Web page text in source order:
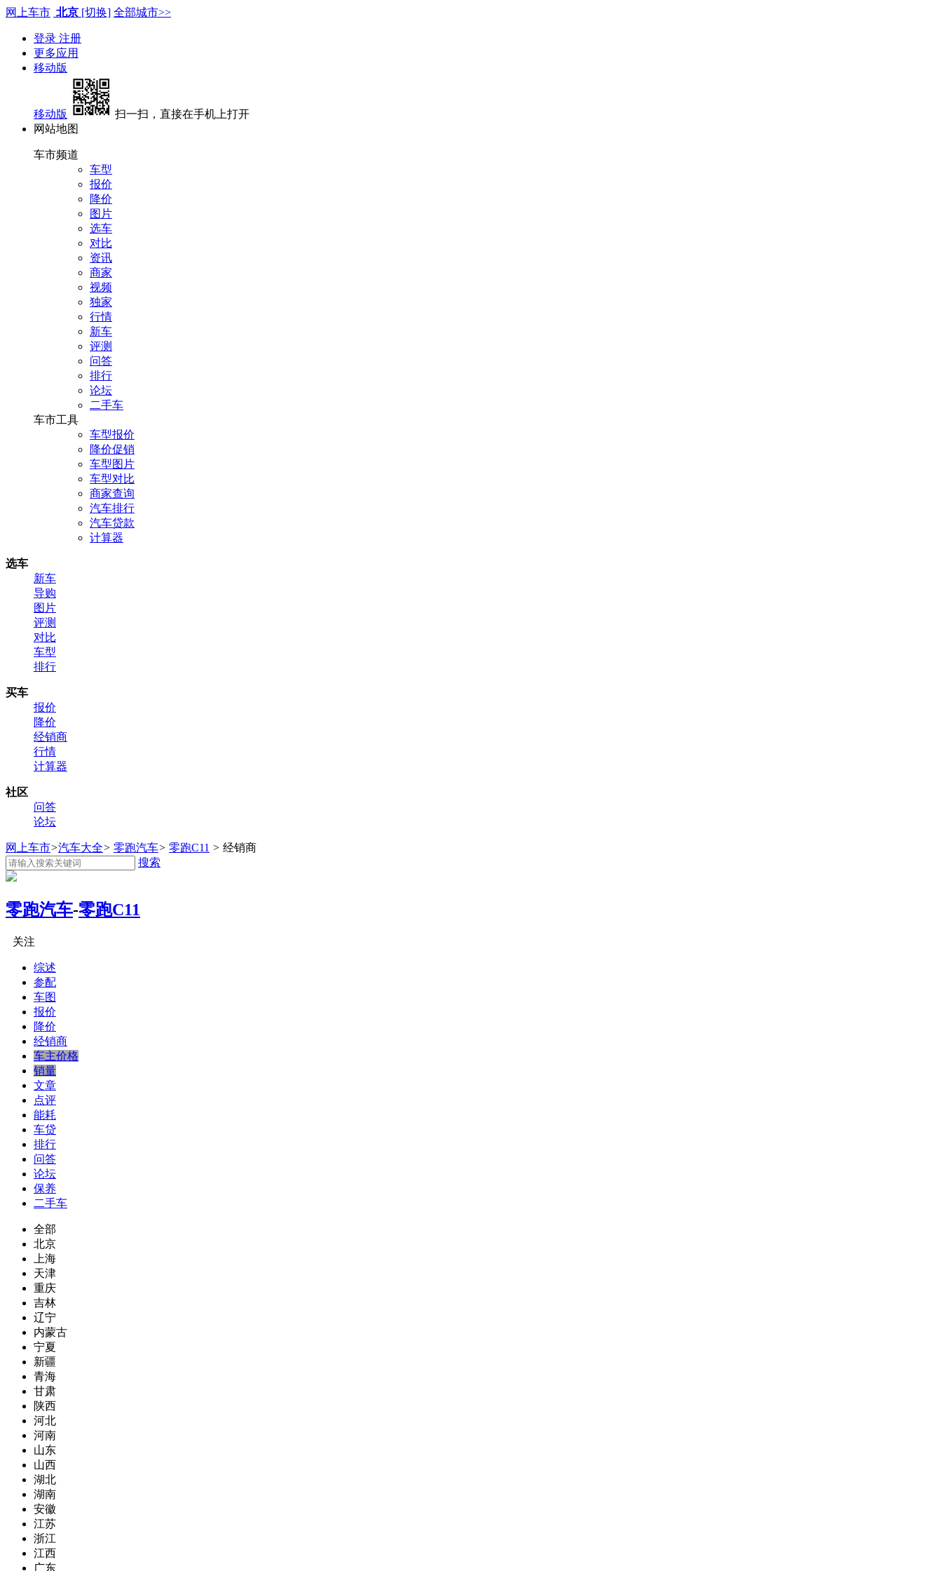
网上车市 北京 [切换] 全部城市>>
登录 注册
更多应用
移动版
移动版
扫一扫，直接在手机上打开
网站地图
车市频道
车型
报价
降价
图片
选车
对比
资讯
商家
视频
独家
行情
新车
评测
问答
排行
论坛
二手车
车市工具
车型报价
降价促销
车型图片
车型对比
商家查询
汽车排行
汽车贷款
计算器
选车
新车
导购
图片
评测
对比
车型
排行
买车
报价
降价
经销商
行情
计算器
社区
问答
论坛
网上车市>汽车大全> 零跑汽车> 零跑C11 > 经销商
搜索
零跑汽车-零跑C11
关注
综述
参配
车图
报价
降价
经销商
车主价格
销量
文章
点评
能耗
车贷
排行
问答
论坛
保养
二手车
全部
北京
上海
天津
重庆
吉林
辽宁
内蒙古
宁夏
新疆
青海
甘肃
陕西
河北
河南
山东
山西
湖北
湖南
安徽
江苏
浙江
江西
广东